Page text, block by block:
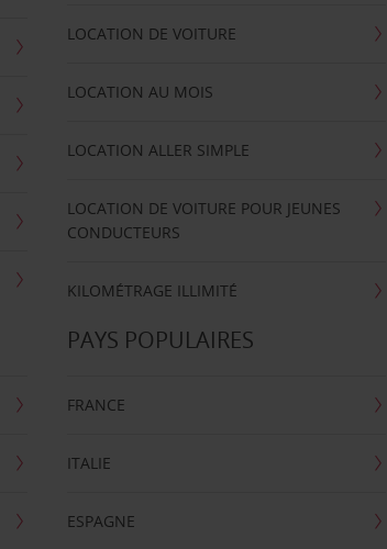
LOCATION DE VOITURE
LOCATION AU MOIS
LOCATION ALLER SIMPLE
LOCATION DE VOITURE POUR JEUNES
CONDUCTEURS
KILOMÉTRAGE ILLIMITÉ
PAYS POPULAIRES
FRANCE
ITALIE
ESPAGNE